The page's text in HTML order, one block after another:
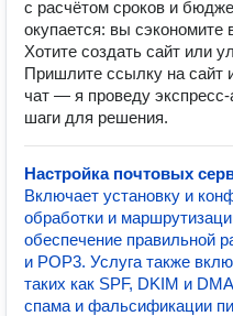
с расчётом сроков и
окупается: вы
Хотите создать сайт или
Пришлите ссылку на сайт
чат — я проведу
шаги для решения.
Настройка почтовых
Включает установку и
обработки и
обеспечение правильной
и POP3. Услуга также
таких как SPF, DKIM и
спама и фальсификации